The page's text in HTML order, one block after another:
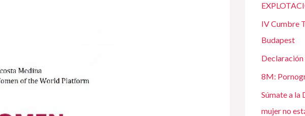
o
r
:
IV Cumbre
Budapest
8M:
Súmate a la
mujer no